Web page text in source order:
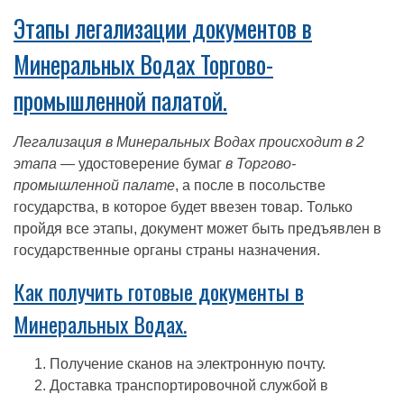
Этапы легализации документов в
Минеральных Водах Торгово-
промышленной палатой.
Легализация в Минеральных Водах происходит в 2
этапа — удостоверение бумаг в Торгово-
промышленной палате, а после в посольстве
государства, в которое будет ввезен товар. Только
пройдя все этапы, документ может быть предъявлен в
государственные органы страны назначения.
Как получить готовые документы в
Минеральных Водах.
Получение сканов на электронную почту.
Доставка транспортировочной службой в